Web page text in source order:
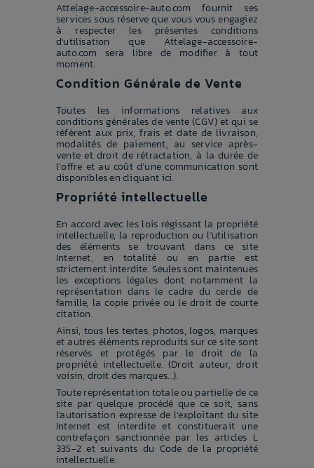
Attelage-accessoire-auto.com fournit ses
services sous réserve que vous vous engagiez
à respecter les présentes conditions
d'utilisation que Attelage-accessoire-
auto.com sera libre de modifier à tout
moment.
Condition Générale de Vente
Toutes les informations relatives aux
conditions générales de vente (CGV) et qui se
réfèrent aux prix, frais et date de livraison,
modalités de paiement, au service après-
vente et droit de rétractation, à la durée de
l’offre et au coût d’une communication sont
disponibles en cliquant ici.
Propriété intellectuelle
En accord avec les lois régissant la propriété
intellectuelle, la reproduction ou l'utilisation
des éléments se trouvant dans ce site
Internet, en totalité ou en partie est
strictement interdite. Seules sont maintenues
les exceptions légales dont notamment la
représentation dans le cadre du cercle de
famille, la copie privée ou le droit de courte
citation.
Ainsi, tous les textes, photos, logos, marques
et autres éléments reproduits sur ce site sont
réservés et protégés par le droit de la
propriété intellectuelle. (Droit auteur, droit
voisin, droit des marques…).
Toute représentation totale ou partielle de ce
site par quelque procédé que ce soit, sans
l'autorisation expresse de l'exploitant du site
Internet est interdite et constituerait une
contrefaçon sanctionnée par les articles L
335-2 et suivants du Code de la propriété
intellectuelle.